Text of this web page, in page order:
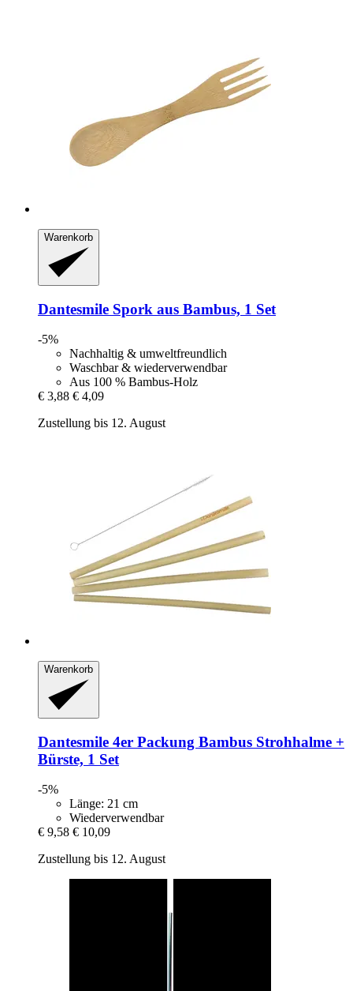
Warenkorb
Dantesmile Spork aus Bambus, 1 Set
-5%
Nachhaltig & umweltfreundlich
Waschbar & wiederverwendbar
Aus 100 % Bambus-Holz
€ 3,88 € 4,09
Zustellung bis 12. August
Warenkorb
Dantesmile 4er Packung Bambus Strohhalme +
Bürste, 1 Set
-5%
Länge: 21 cm
Wiederverwendbar
€ 9,58 € 10,09
Zustellung bis 12. August